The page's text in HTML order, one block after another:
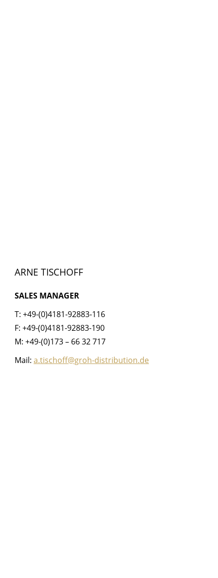
ARNE TISCHOFF
SALES MANAGER
T: +49-(0)4181-92883-116
F: +49-(0)4181-92883-190
M: +49-(0)173 – 66 32 717
Mail: a.tischoff@groh-distribution.de